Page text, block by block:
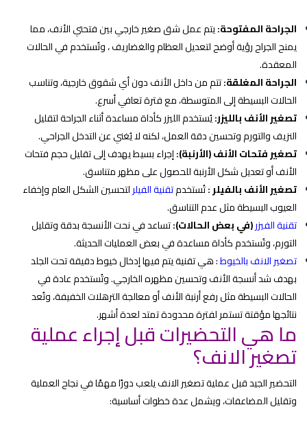
الجراحة المفتوحة:يتم عمل شق صغير خارجي بين فتحتي الأنف، مما
يمنح الجراح رؤية أوضح لتعديل العظام والغضاريف ، وتُستخدم في الحالات
المعقدة.
الجراحة المغلقة:تتم من داخل الأنف دون أي شقوق خارجية، وتناسب
الحالات البسيطة إلى المتوسطة، مع فترة تعافي أسرع.
تصغير الأنف بالليزر:يُستخدم الليزر كأداة مساعدة أثناء الجراحة لتقليل
النزيف والتورم وتحسين دقة العمل، لكنه لا يُغني عن التدخل الجراحي.
تصغير فتحات الأنف (الأرنبة):إجراء بسيط يهدف إلى تقليل حجم فتحات
الأنف أو تعديل شكل الأرنبة للحصول على مظهر متناسق.
تصغير الأنف بالفيلر :تُستخدمتقنية الفيلرلتحسين الشكل العام وإخفاء
العيوب البسيطة مثل عدم التناسق.
تقنية الفيزر(في بعض الحالات):تساعد في نحت الأنسجة بدقة وتقليل
التورم، وتُستخدم كأداة مساعدة في بعض العمليات الحديثة.
تصغير الانف بالخيوط: هي تقنية يتم فيها إدخال خيوط دقيقة تحت الجلد
بهدف شد أنسجة الأنف وتحسين مظهره الخارجي. وتُستخدم عادة في
الحالات البسيطة مثل رفع أرنبة الأنف أو معالجة الترهلات الخفيفة، وتُعد
نتائجها مؤقتة تستمر لفترة محدودة تمتد لعدة أشهر.
ما هي التحضيرات قبل إجراء عملية
تصغير الانف؟
التحضير الجيد قبل عملية تصغير الانف يلعب دورًا مهمًا في نجاح العملية
وتقليل المضاعفات، ويشمل عدة خطوات أساسية: